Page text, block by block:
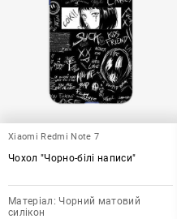
Xiaomi Redmi Note 7
Чохол "Чорно-білі написи"
Матеріал: Чорний матовий
силікон